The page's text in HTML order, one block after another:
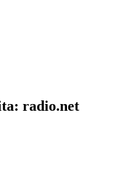
radio.net